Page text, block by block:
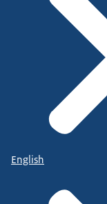
English